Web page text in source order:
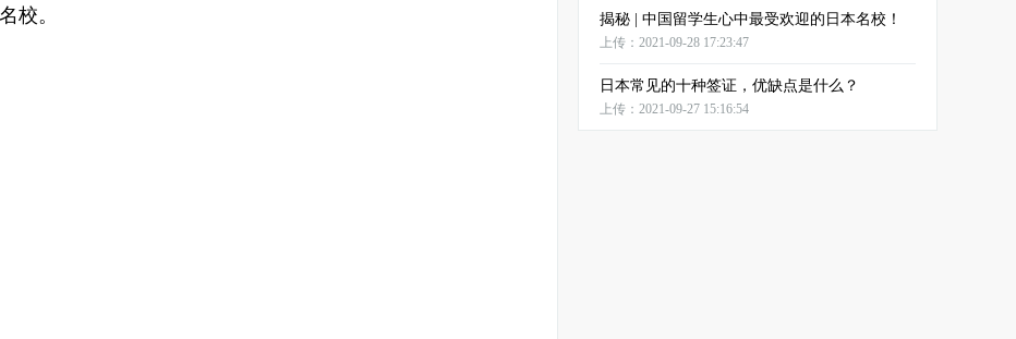
校。
揭秘 | 中国留学生心中最受欢迎的日本名校！
上传：2021-09-28 17:23:47
日本常见的十种签证，优缺点是什么？
上传：2021-09-27 15:16:54